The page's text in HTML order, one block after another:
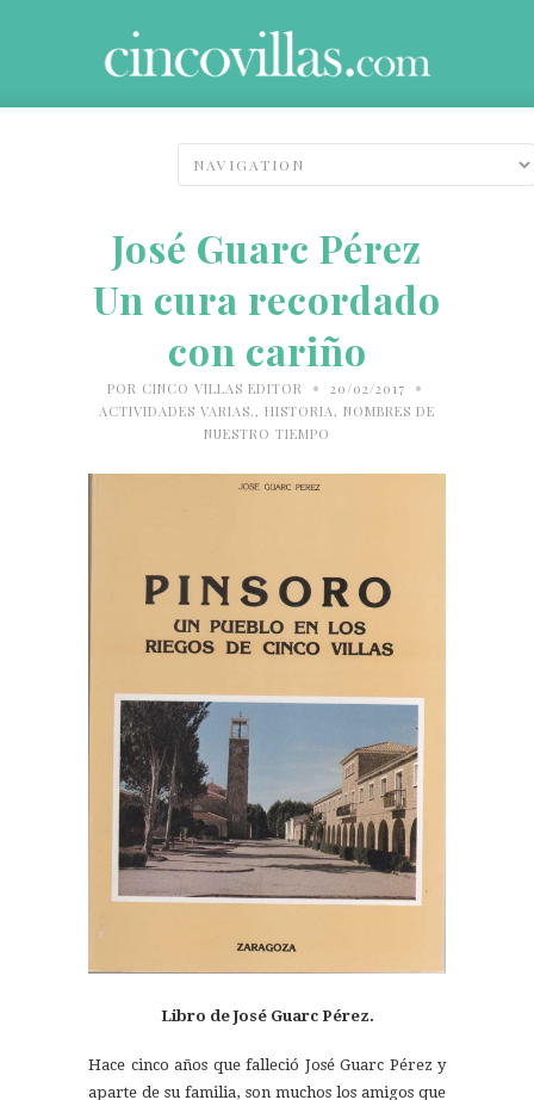
José Guarc Pérez
Un cura recordado
con cariño
POR CINCO VILLAS EDITOR • 20/02/2017 •
ACTIVIDADES VARIAS. , HISTORIA , NOMBRES DE
NUESTRO TIEMPO
Libro de José Guarc Pérez.
Hace cinco años que falleció José Guarc Pérez y
aparte de su familia, son muchos los amigos que